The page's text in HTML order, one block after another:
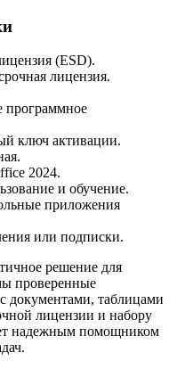
(ESD).
лицензия.
программное
ключ активации.
2024.
и обучение.
приложения
или подписки.
решение для
проверенные
документами, таблицами
лицензии и набору
надежным помощником